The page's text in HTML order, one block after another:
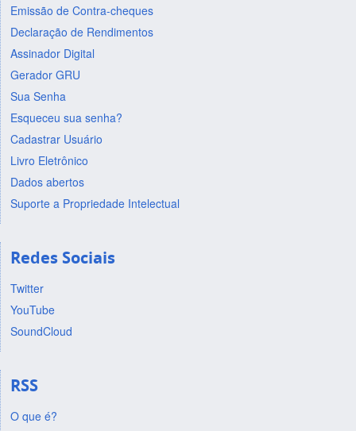
Emissão de Contra-cheques
Declaração de Rendimentos
Assinador Digital
Gerador GRU
Sua Senha
Esqueceu sua senha?
Cadastrar Usuário
Livro Eletrônico
Dados abertos
Suporte a Propriedade Intelectual
Redes Sociais
Twitter
YouTube
SoundCloud
RSS
O que é?